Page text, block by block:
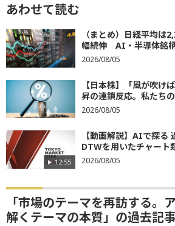
あわせて読む
（まとめ）日経平均は
幅続伸 AI・半導体銘
2026/08/05
【日本株】「風が吹け
昇の連鎖反応。私たち
2026/08/05
12:55
【動画解説】AIで探る
DTWを用いたチャート
2026/08/05
「市場のテーマを再訪する。
解くテーマの本質」の過去記